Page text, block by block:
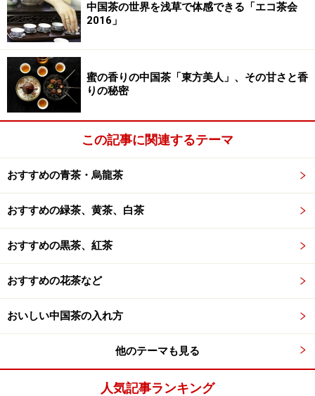
中国茶の世界を浅草で体感できる「エコ茶会
2016」
蜜の香りの中国茶「東方美人」、その甘さと香
りの秘密
この記事に関連するテーマ
おすすめの青茶・烏龍茶
おすすめの緑茶、黄茶、白茶
おすすめの黒茶、紅茶
おすすめの花茶など
おいしい中国茶の入れ方
他のテーマも見る
人気記事ランキング